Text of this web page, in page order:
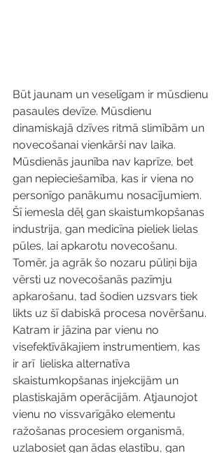
Būt jaunam un veselīgam ir mūsdienu
pasaules devīze. Mūsdienu
dinamiskajā dzīves ritmā slimībām un
novecošanai vienkārši nav laika.
Mūsdienās jaunība nav kaprīze, bet
gan nepieciešamība, kas ir viena no
personīgo panākumu nosacījumiem.
Šī iemesla dēļ gan skaistumkopšanas
industrija, gan medicīna pieliek lielas
pūles, lai apkarotu novecošanu.
Tomēr, ja agrāk šo nozaru pūliņi bija
vērsti uz novecošanās pazīmju
apkarošanu, tad šodien uzsvars tiek
likts uz šī dabiskā procesa novēršanu.
Katram ir jāzina par vienu no
visefektīvākajiem instrumentiem, kas
ir arī  lieliska alternatīva
skaistumkopšanas injekcijām un
plastiskajām operācijām. Atjaunojot
vienu no vissvarīgāko elementu
ražošanas procesiem organismā,
uzlabosiet gan ādas elastību, gan